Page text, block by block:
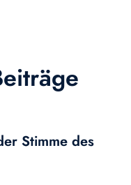
Stimme des